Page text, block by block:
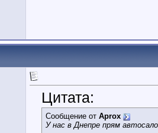
Цитата:
Сообщение от Aprox
У нас в Днепре прям